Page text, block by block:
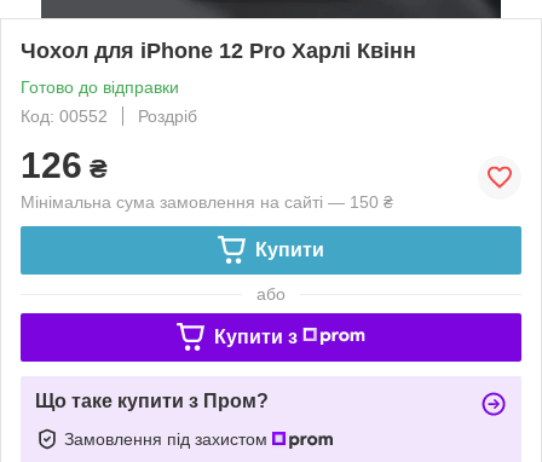
Чохол для iPhone 12 Pro Харлі Квінн
Готово до відправки
Код: 00552
Роздріб
126 ₴
Мінімальна сума замовлення на сайті — 150 ₴
Купити
або
Купити з
Що таке купити з Пром?
Замовлення під захистом